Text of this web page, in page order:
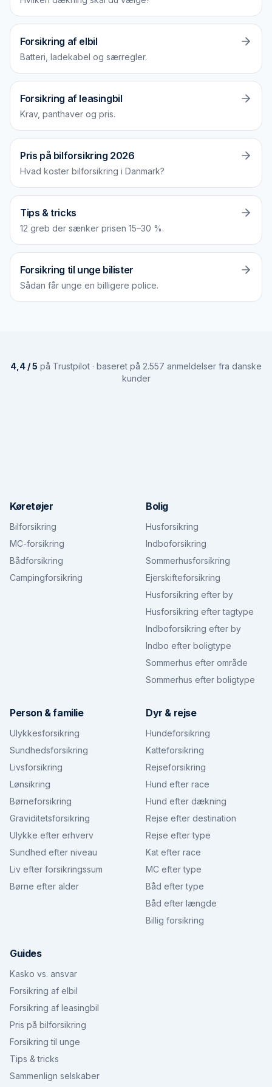
Forsikring af elbil
Batteri, ladekabel og særregler.
Forsikring af leasingbil
Krav, panthaver og pris.
Pris på bilforsikring 2026
Hvad koster bilforsikring i Danmark?
Tips & tricks
12 greb der sænker prisen 15–30 %.
Forsikring til unge bilister
Sådan får unge en billigere police.
4,4 / 5 på Trustpilot · baseret på 2.557 anmeldelser fra danske
kunder
Køretøjer
Bilforsikring
MC-forsikring
Bådforsikring
Campingforsikring
Bolig
Husforsikring
Indboforsikring
Sommerhusforsikring
Ejerskifteforsikring
Husforsikring efter by
Husforsikring efter tagtype
Indboforsikring efter by
Indbo efter boligtype
Sommerhus efter område
Sommerhus efter boligtype
Person & familie
Ulykkesforsikring
Sundhedsforsikring
Livsforsikring
Lønsikring
Børneforsikring
Graviditetsforsikring
Ulykke efter erhverv
Sundhed efter niveau
Liv efter forsikringssum
Børne efter alder
Dyr & rejse
Hundeforsikring
Katteforsikring
Rejseforsikring
Hund efter race
Hund efter dækning
Rejse efter destination
Rejse efter type
Kat efter race
MC efter type
Båd efter type
Båd efter længde
Billig forsikring
Guides
Kasko vs. ansvar
Forsikring af elbil
Forsikring af leasingbil
Pris på bilforsikring
Forsikring til unge
Tips & tricks
Sammenlign selskaber